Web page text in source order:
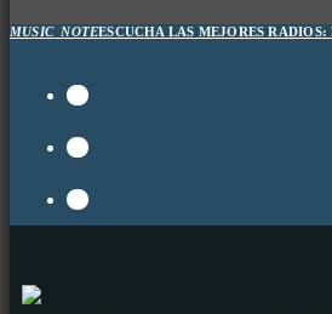
MUSIC_NOTEESCUCHA LAS MEJORES RADIOS: